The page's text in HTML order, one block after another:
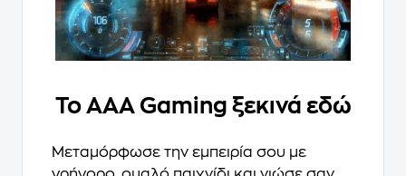
Το AAA Gaming ξεκινά εδώ
Μεταμόρφωσε την εμπειρία σου με